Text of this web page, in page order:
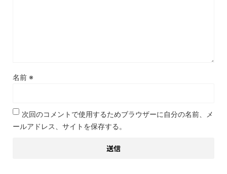
名前 ※
次回のコメントで使用するためブラウザーに自分の名前、メ
ールアドレス、サイトを保存する。